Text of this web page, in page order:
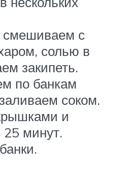
смешиваем с
солью в
закипеть.
по банкам
соком.
и
25 минут.